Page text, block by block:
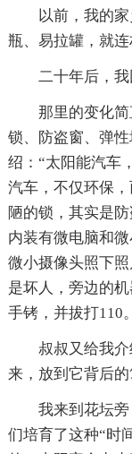
以前，我的
瓶、易拉罐，就
二十年后，
那里的变化
锁、防盗窗、弹
绍：“太阳能汽车
汽车，不仅环保
陋的锁，其实是
内装有微电脑和
微小摄像头照下
是坏人，旁边的
手铐，并拔打
叔叔又给我
来，放到它背后的
我来到花坛
们培育了这种“时